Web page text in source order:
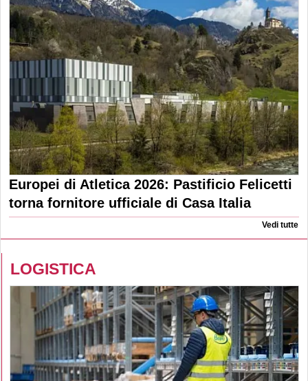
Europei di Atletica 2026: Pastificio Felicetti
torna fornitore ufficiale di Casa Italia
Vedi tutte
LOGISTICA